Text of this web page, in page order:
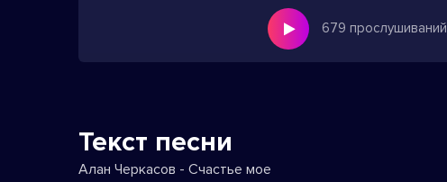
679 прослушиваний
Текст песни
Алан Черкасов - Счастье мое